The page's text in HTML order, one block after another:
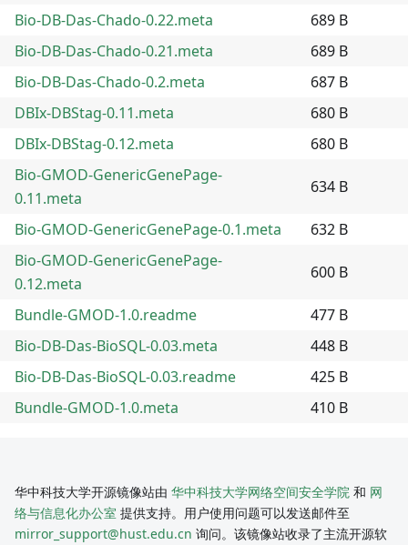
Bio-DB-Das-Chado-0.22.meta
689 B
Bio-DB-Das-Chado-0.21.meta
689 B
Bio-DB-Das-Chado-0.2.meta
687 B
DBIx-DBStag-0.11.meta
680 B
DBIx-DBStag-0.12.meta
680 B
Bio-GMOD-GenericGenePage-
0.11.meta
634 B
Bio-GMOD-GenericGenePage-0.1.meta
632 B
Bio-GMOD-GenericGenePage-
0.12.meta
600 B
Bundle-GMOD-1.0.readme
477 B
Bio-DB-Das-BioSQL-0.03.meta
448 B
Bio-DB-Das-BioSQL-0.03.readme
425 B
Bundle-GMOD-1.0.meta
410 B
华中科技大学开源镜像站由 华中科技大学网络空间安全学院 和 网
络与信息化办公室 提供支持。用户使用问题可以发送邮件至
mirror_support@hust.edu.cn 询问。该镜像站收录了主流开源软